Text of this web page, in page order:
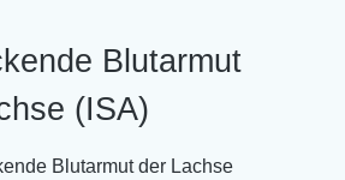
Blutarmut
(ISA)
Blutarmut der Lachse